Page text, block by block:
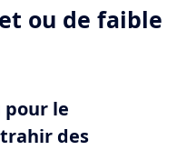
ou de faible
pour le
des